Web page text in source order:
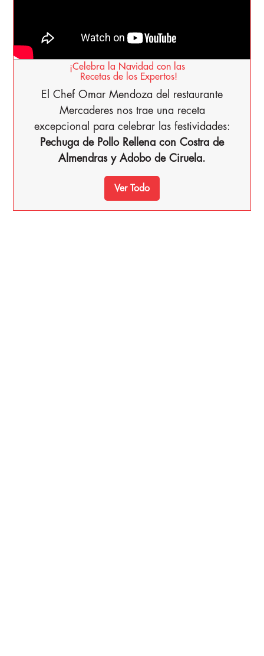
DESEOS
¡Celebra la Navidad con las
Recetas de los Expertos!
El Chef Omar Mendoza del restaurante
Mercaderes nos trae una receta
excepcional para celebrar las festividades:
Pechuga de Pollo Rellena con Costra de
Almendras y Adobo de Ciruela.
Ver Todo